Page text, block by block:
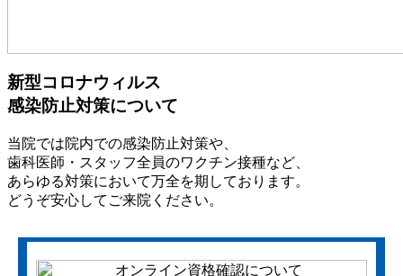
新型コロナウィルス
感染防止対策について
当院では院内での感染防止対策や、
歯科医師・スタッフ全員のワクチン接種など、
あらゆる対策において万全を期しております。
どうぞ安心してご来院ください。